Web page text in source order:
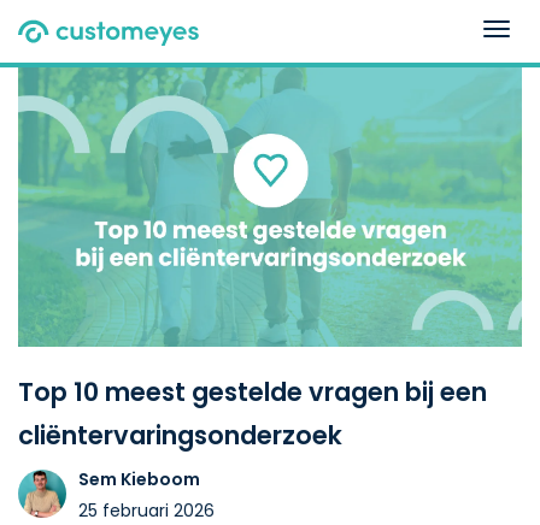
Top 10 meest gestelde vragen bij een
cliëntervaringsonderzoek
Sem Kieboom
25 februari 2026